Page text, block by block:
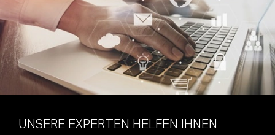
UNSERE EXPERTEN HELFEN IHNEN